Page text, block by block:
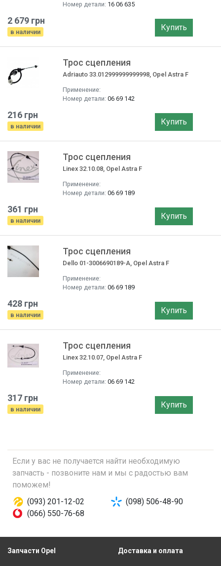
Номер детали: 16 06 635
2 679 грн
в наличии Купить
Трос сцепления
Adriauto 33.012999999999998, Opel Astra F
Применение:
Номер детали: 06 69 142
216 грн
в наличии Купить
Трос сцепления
Linex 32.10.08, Opel Astra F
Применение:
Номер детали: 06 69 189
361 грн
в наличии Купить
Трос сцепления
Dello 01-3006690189-A, Opel Astra F
Применение:
Номер детали: 06 69 189
428 грн
в наличии Купить
Трос сцепления
Linex 32.10.07, Opel Astra F
Применение:
Номер детали: 06 69 142
317 грн
в наличии Купить
Если у вас не получается найти необходимую
запчасть - позвоните нам и мы с радостью вам
поможем!
(093) 201-12-02
(098) 506-48-90
(066) 550-76-68
Запчасти Opel Доставка и оплата